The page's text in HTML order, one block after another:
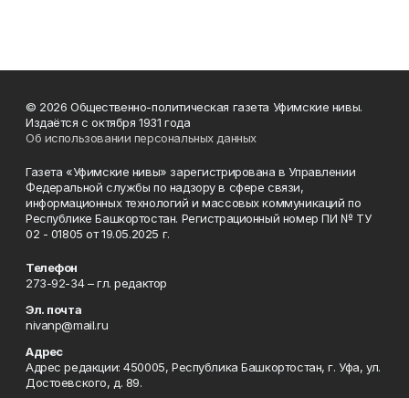
© 2026 Общественно-политическая газета Уфимские нивы.
Издаётся с октября 1931 года
Об использовании персональных данных
Газета «Уфимские нивы» зарегистрирована в Управлении
Федеральной службы по надзору в сфере связи,
информационных технологий и массовых коммуникаций по
Республике Башкортостан. Регистрационный номер ПИ № ТУ
02 - 01805 от 19.05.2025 г.
Телефон
273-92-34 – гл. редактор
Эл. почта
nivanp@mail.ru
Адрес
Адрес редакции: 450005, Республика Башкортостан, г. Уфа, ул.
Достоевского, д. 89.